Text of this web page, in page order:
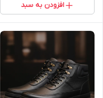
افزودن به سبد